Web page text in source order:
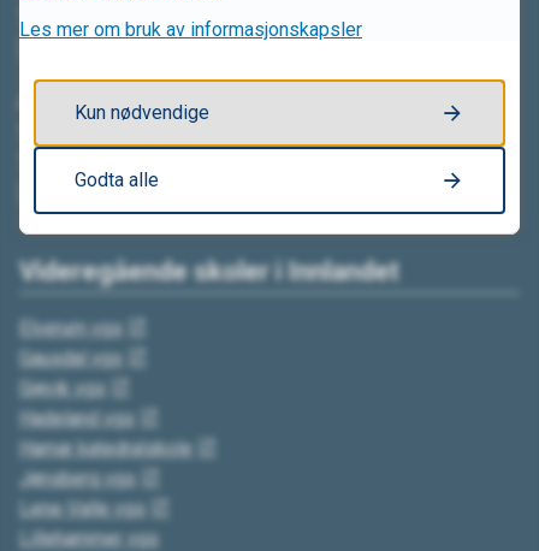
Telefon: 61 28 71 00
Avdeling Nord
Send e-post
Videregående skoler i Innlandet
Elverum vgs
Gausdal vgs
Gjøvik vgs
Hadeland vgs
Hamar katedralskole
Jønsberg vgs
Lena-Valle vgs
Lillehammer vgs
Les mer om bruk av informasjonskapsler
Kun nødvendige
Godta alle